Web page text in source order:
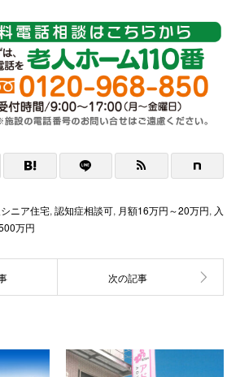
ニア住宅, 認知症相談可, 月額16万円～20万円, 入
万円